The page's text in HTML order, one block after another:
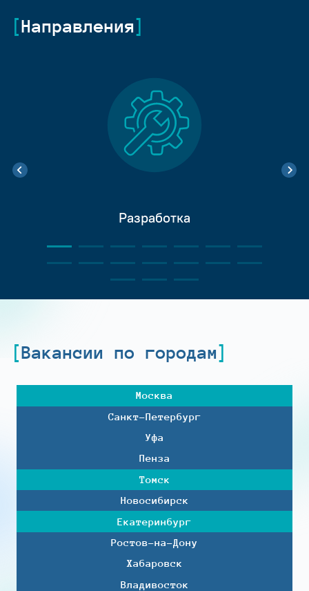
Направления
Разработка
Вакансии по городам
Москва
Санкт-Петербург
Уфа
Пенза
Томск
Новосибирск
Екатеринбург
Ростов-на-Дону
Хабаровск
Владивосток